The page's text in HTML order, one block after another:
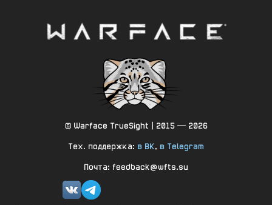
© Warface TrueSight | 2015 — 2026
Тех. поддержка: в ВК, в Telegram
Почта: feedback@wfts.su